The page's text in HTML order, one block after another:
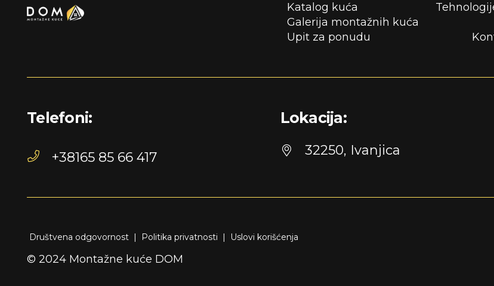
Katalog kuća
Galerija montažnih kuća
Upit za ponudu
Telefoni:
+38165 85 66 417
Lokacija:
32250, Ivanjica
Društvena odgovornost | Politika privatnosti | Uslovi korišćenja
© 2024 Montažne kuće DOM